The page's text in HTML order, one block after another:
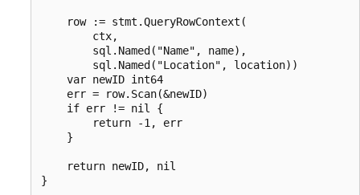
    row := stmt.QueryRowContext(
        ctx,
        sql.Named("Name", name),
        sql.Named("Location", location))
    var newID int64
    err = row.Scan(&newID)
    if err != nil {
        return -1, err
    }
    return newID, nil
}